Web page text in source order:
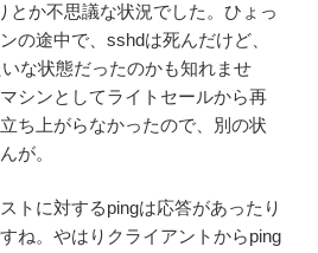
とか不思議な状況でした。ひょっ
の途中で、sshdは死んだけど、
な状態だったのかも知れませ
シンとしてライトセールから再
ち上がらなかったので、別の状
が。
トに対するpingは応答があったり
ね。やはりクライアントからping